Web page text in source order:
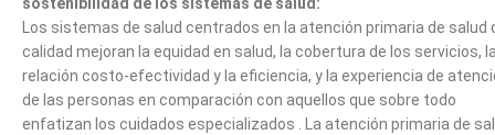
Los sistemas de salud centrados en la atención primaria de salud
calidad mejoran la equidad en salud, la cobertura de los servicios,
relación costo-efectividad y la eficiencia, y la experiencia de
de las personas en comparación con aquellos que sobre todo
enfatizan los cuidados especializados . La atención primaria de